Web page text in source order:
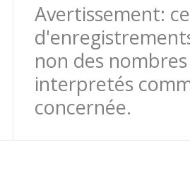
Avertissement:
non des
interpretés
concernée.